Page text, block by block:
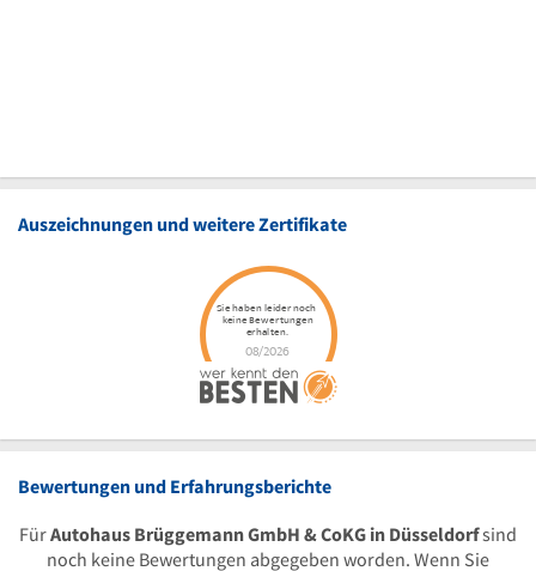
Auszeichnungen und weitere Zertifikate
Bewertungen und Erfahrungsberichte
FürAutohaus Brüggemann GmbH & CoKG in Düsseldorfsind
noch keine Bewertungen abgegeben worden. Wenn Sie